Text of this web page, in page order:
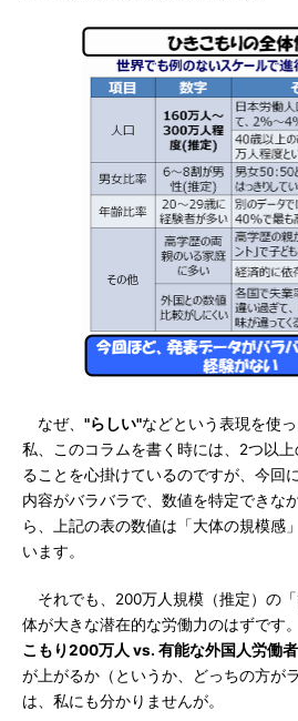
なぜ、 "らしい"などという表現を使
私、このコラムを書く時には、2つ以
ることを心掛けているのですが、今回
内容がバラバラで、数値を特定できな
ら、上記の表の数値は「大体の規模感
います。
それでも、200万人規模（推定）の
体が大きな潜在的な労働力のはずです
こもり200万人 vs. 有能な外国人労働
が上がるか（というか、どっちの方が
は、私にも分かりませんが。